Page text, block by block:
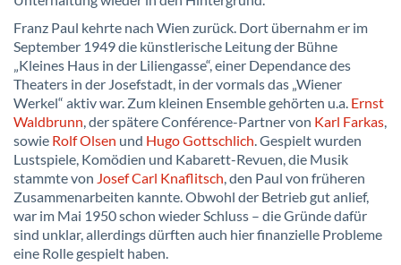
Franz Paul kehrte nach Wien zurück. Dort übernahm er im
September 1949 die künstlerische Leitung der Bühne
„Kleines Haus in der Liliengasse“, einer Dependance des
Theaters in der Josefstadt, in der vormals das „Wiener
Werkel“ aktiv war. Zum kleinen Ensemble gehörten u.a. Ernst
Waldbrunn, der spätere Conférence-Partner von Karl Farkas,
sowie Rolf Olsen und Hugo Gottschlich. Gespielt wurden
Lustspiele, Komödien und Kabarett-Revuen, die Musik
stammte von Josef Carl Knaflitsch, den Paul von früheren
Zusammenarbeiten kannte. Obwohl der Betrieb gut anlief,
war im Mai 1950 schon wieder Schluss – die Gründe dafür
sind unklar, allerdings dürften auch hier finanzielle Probleme
eine Rolle gespielt haben.